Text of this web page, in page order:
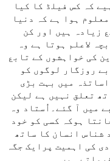
کہ کس فیلڈ کا کیا
ہوا ہے کہ دنیا
زیادہ ہیں اور کن
لاعلم ہوتا ہے وہ
کی خواہشوں کے تابع
روزگار لوگوں کو
میں بہت بڑی
تعلق نہیں ہے لیکن
میں آ گئے۔اُستاد وہ
ہوکہ کسی کو خود
شناس انسان کا ساتھ
کی اہمیت پرایک جگہ